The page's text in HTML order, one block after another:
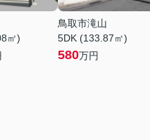
㎡)
鳥取市滝山
5DK (133.87㎡)
580万円